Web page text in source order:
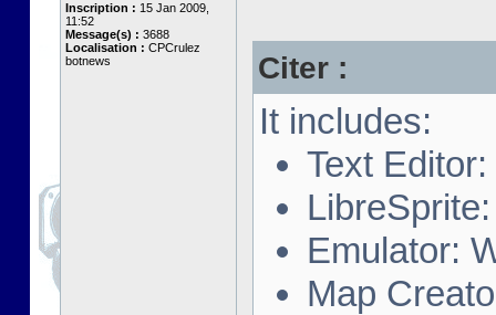
Inscription : 15 Jan 2009,
11:52
Message(s) : 3688
Localisation : CPCrulez
botnews
Citer :
It includes:
Text
Emulator:
Map